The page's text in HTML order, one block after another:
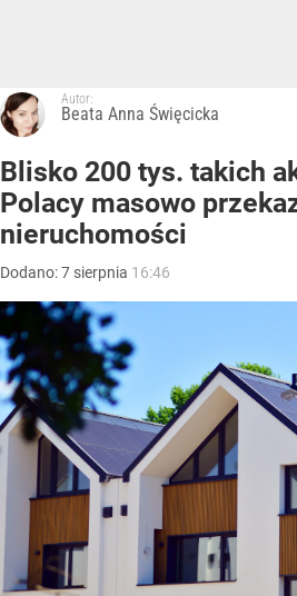
Autor:
Beata Anna Święcicka
Blisko 200 tys. takich
Polacy masowo
nieruchomości
Dodano:7 sierpnia 16:46